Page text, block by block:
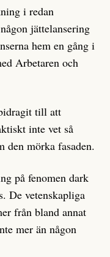
i redan
jättelansering
hem en gång i
Arbetaren och
till att
inte vet så
den mörka fasaden.
på fenomen dark
De vetenskapliga
från bland annat
mer än någon